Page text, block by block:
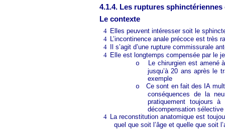
4.1.4. Les ruptures
Le contexte
4 Elles peuvent intéresser soit le
4 L’incontinence anale précoce est très
4
Il s’agit d’une rupture commissurale
4 Elle est longtemps compensée par le
o
Le chirurgien est amené
jusqu’à 20 ans après le
exemple
o
Ce sont en fait des IA
conséquences de la
pratiquement toujours
décompensation
4 La reconstitution anatomique est
quel que soit l’âge et quelle que soit